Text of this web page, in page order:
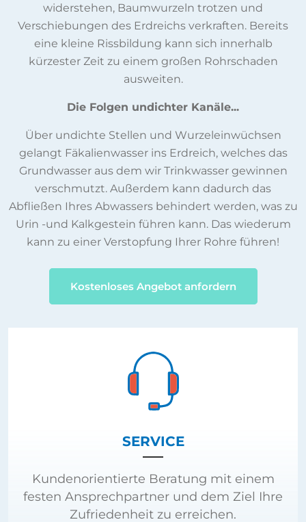
widerstehen, Baumwurzeln trotzen und
Verschiebungen des Erdreichs verkraften. Bereits
eine kleine Rissbildung kann sich innerhalb
kürzester Zeit zu einem großen Rohrschaden
ausweiten.
Die Folgen undichter Kanäle...
Über undichte Stellen und Wurzeleinwüchsen
gelangt Fäkalienwasser ins Erdreich, welches das
Grundwasser aus dem wir Trinkwasser gewinnen
verschmutzt. Außerdem kann dadurch das
Abfließen Ihres Abwassers behindert werden, was zu
Urin -und Kalkgestein führen kann. Das wiederum
kann zu einer Verstopfung Ihrer Rohre führen!
Kostenloses Angebot anfordern
SERVICE
Kundenorientierte Beratung mit einem
festen Ansprechpartner und dem Ziel Ihre
Zufriedenheit zu erreichen.